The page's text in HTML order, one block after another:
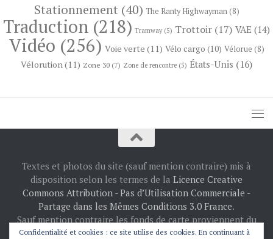
Stationnement (40) The Ranty Highwayman(8)
Traduction (218) Tramway(5) Trottoir (17) VAE (14)
Vidéo (256) Voie verte (11) Vélo cargo (10) Vélorue (8)
Vélorution (11) Zone 30 (7) Zone de rencontre (5) États-Unis (16)
Textes et photos du site (sauf mention contraire) mis à
disposition selon les termes de la Licence Creative
Commons Attribution - Pas d’Utilisation Commerciale -
Partage dans les Mêmes Conditions 3.0 France.
Sauf mention contraire les fonds de carte proviennent du
projetOpenStreetMap: © les contributeurs
Confidentialité et cookies : ce site utilise des cookies. En continuant à